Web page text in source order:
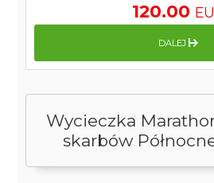
Wycieczka
skarbów
120.00
DALEJ